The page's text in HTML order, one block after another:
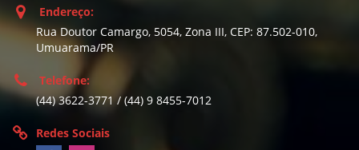
Endereço:
Rua Doutor Camargo, 5054, Zona III, CEP: 87.502-010,
Umuarama/PR
Telefone:
(44) 3622-3771 / (44) 9 8455-7012
Redes Sociais